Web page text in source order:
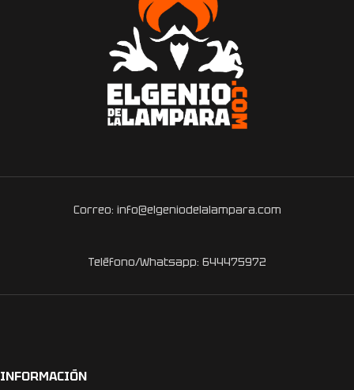
Correo: info@elgeniodelalampara.com
Teléfono/Whatsapp: 644475972
INFORMACIÓN